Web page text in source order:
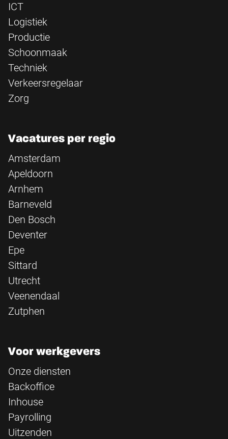
ICT
Logistiek
Productie
Schoonmaak
Techniek
Verkeersregelaar
Zorg
Vacatures per regio
Amsterdam
Apeldoorn
Arnhem
Barneveld
Den Bosch
Deventer
Epe
Sittard
Utrecht
Veenendaal
Zutphen
Voor werkgevers
Onze diensten
Backoffice
Inhouse
Payrolling
Uitzenden